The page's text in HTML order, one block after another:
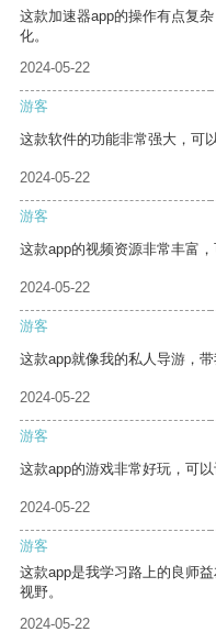
这款加速器app的操作有点复
化。
2024-05-22
游客
这款软件的功能非常强大，可
2024-05-22
游客
这款app的视频资源非常丰富
2024-05-22
游客
这款app就像我的私人导游，带
2024-05-22
游客
这款app的游戏非常好玩，可以
2024-05-22
游客
这款app是我学习路上的良师
视野。
2024-05-22